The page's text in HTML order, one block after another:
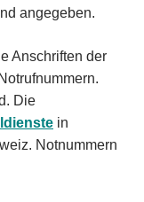
angegeben.
Anschriften der
Die
in
Notnummern